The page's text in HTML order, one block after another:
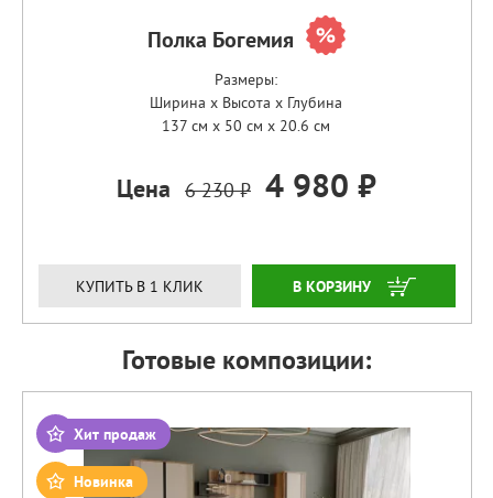
Полка Богемия
Размеры:
Ширина x Высота x Глубина
137 см x 50 см x 20.6 см
Цена 6 230 ₽ 4 980 ₽
КУПИТЬ В 1 КЛИК ЗАКАЗАТЬ
Готовые композиции:
Хит продаж
Новинка